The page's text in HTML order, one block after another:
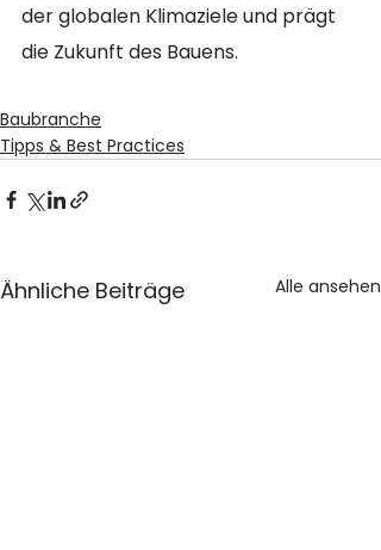
der globalen Klimaziele und prägt
die Zukunft des Bauens.
Baubranche
Tipps & Best Practices
Ähnliche Beiträge Alle ansehen